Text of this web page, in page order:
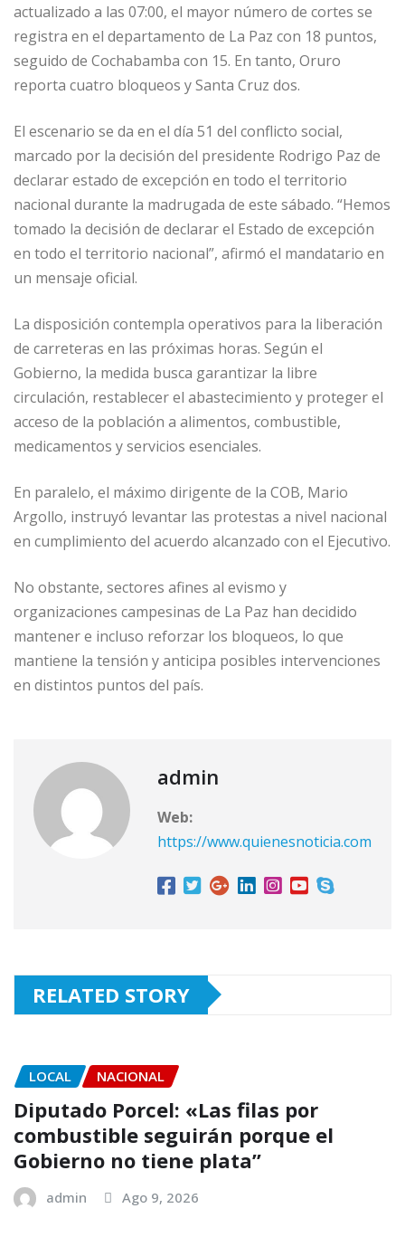
actualizado a las 07:00, el mayor número de cortes se
registra en el departamento de La Paz con 18 puntos,
seguido de Cochabamba con 15. En tanto, Oruro
reporta cuatro bloqueos y Santa Cruz dos.
El escenario se da en el día 51 del conflicto social,
marcado por la decisión del presidente Rodrigo Paz de
declarar estado de excepción en todo el territorio
nacional durante la madrugada de este sábado. “Hemos
tomado la decisión de declarar el Estado de excepción
en todo el territorio nacional”, afirmó el mandatario en
un mensaje oficial.
La disposición contempla operativos para la liberación
de carreteras en las próximas horas. Según el
Gobierno, la medida busca garantizar la libre
circulación, restablecer el abastecimiento y proteger el
acceso de la población a alimentos, combustible,
medicamentos y servicios esenciales.
En paralelo, el máximo dirigente de la COB, Mario
Argollo, instruyó levantar las protestas a nivel nacional
en cumplimiento del acuerdo alcanzado con el Ejecutivo.
No obstante, sectores afines al evismo y
organizaciones campesinas de La Paz han decidido
mantener e incluso reforzar los bloqueos, lo que
mantiene la tensión y anticipa posibles intervenciones
en distintos puntos del país.
admin
Web:
https://www.quienesnoticia.com
RELATED STORY
LOCAL NACIONAL
Diputado Porcel: «Las filas por
combustible seguirán porque el
Gobierno no tiene plata”
admin Ago 9, 2026